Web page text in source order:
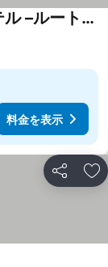
姫路キヤッスルグランヴィリオホテル –ルートインホテルズ–
料金を表示
シェア お